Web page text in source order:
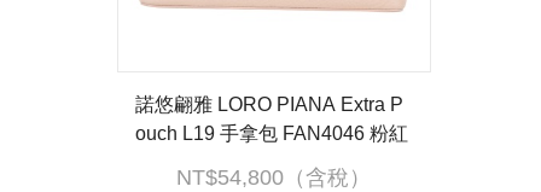
諾悠翩雅 LORO PIANA Extra P
ouch L19 手拿包 FAN4046 粉紅
EXTRA POCKET L19 防塵袋
NT$54,800（含稅）